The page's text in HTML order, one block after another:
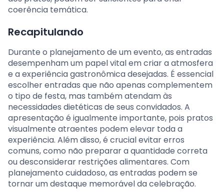
coerência temática.
Recapitulando
Durante o planejamento de um evento, as entradas
desempenham um papel vital em criar a atmosfera
e a experiência gastronômica desejadas. É essencial
escolher entradas que não apenas complementem
o tipo de festa, mas também atendam às
necessidades dietéticas de seus convidados. A
apresentação é igualmente importante, pois pratos
visualmente atraentes podem elevar toda a
experiência. Além disso, é crucial evitar erros
comuns, como não preparar a quantidade correta
ou desconsiderar restrições alimentares. Com
planejamento cuidadoso, as entradas podem se
tornar um destaque memorável da celebração.